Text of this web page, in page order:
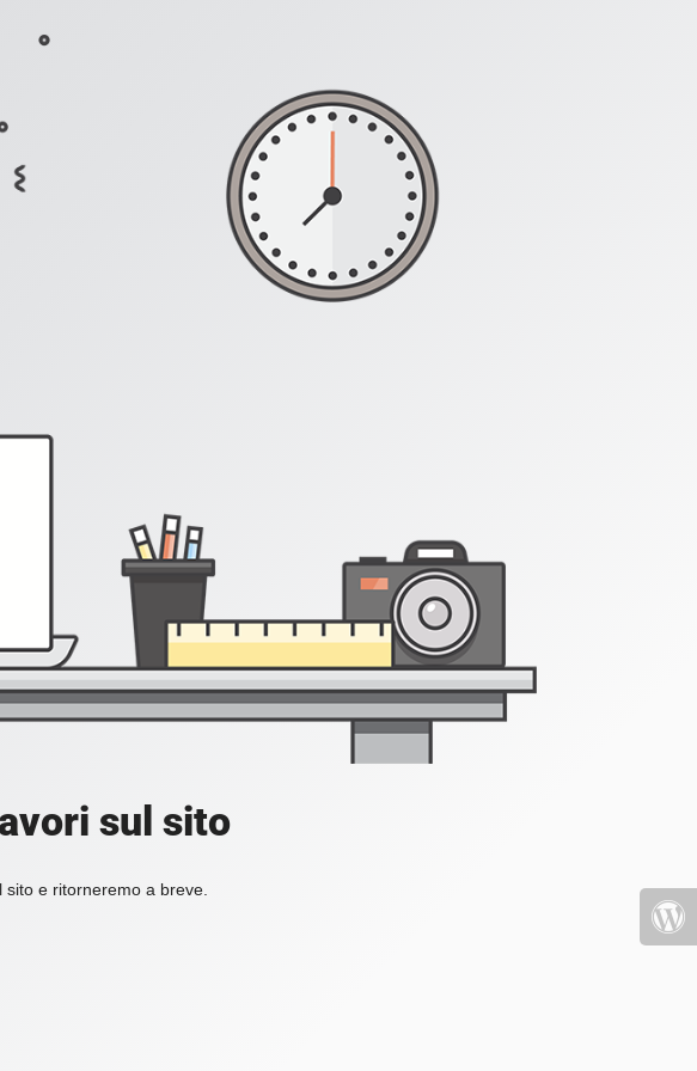
sul sito
e ritorneremo a breve.